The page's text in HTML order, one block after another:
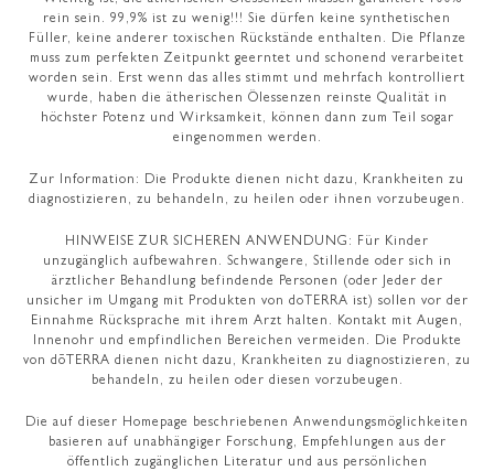
rein sein. 99,9% ist zu wenig!!! Sie dürfen keine synthetischen
Füller, keine anderer toxischen Rückstände enthalten. Die Pflanze
muss zum perfekten Zeitpunkt geerntet und schonend verarbeitet
worden sein. Erst wenn das alles stimmt und mehrfach kontrolliert
wurde, haben die ätherischen Ölessenzen reinste Qualität in
höchster Potenz und Wirksamkeit, können dann zum Teil sogar
eingenommen werden.
Zur Information: Die Produkte dienen nicht dazu, Krankheiten zu
diagnostizieren, zu behandeln, zu heilen oder ihnen vorzubeugen.
HINWEISE ZUR SICHEREN ANWENDUNG: Für Kinder
unzugänglich aufbewahren. Schwangere, Stillende oder sich in
ärztlicher Behandlung befindende Personen (oder Jeder der
unsicher im Umgang mit Produkten von doTERRA ist) sollen vor der
Einnahme Rücksprache mit ihrem Arzt halten. Kontakt mit Augen,
Innenohr und empfindlichen Bereichen vermeiden. Die Produkte
von dōTERRA dienen nicht dazu, Krankheiten zu diagnostizieren, zu
behandeln, zu heilen oder diesen vorzubeugen.
Die auf dieser Homepage beschriebenen Anwendungsmöglichkeiten
basieren auf unabhängiger Forschung, Empfehlungen aus der
öffentlich zugänglichen Literatur und aus persönlichen